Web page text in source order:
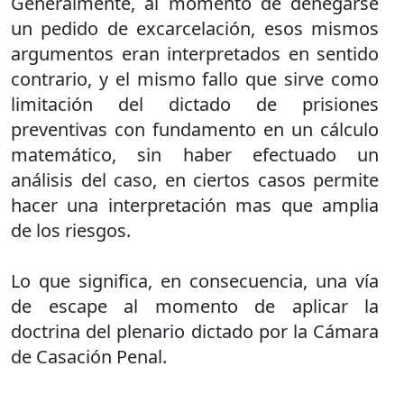
un pedido de excarcelación, esos mismos
argumentos eran interpretados en sentido
contrario, y el mismo fallo que sirve como
limitación del dictado de prisiones
preventivas con fundamento en un cálculo
matemático, sin haber efectuado un
análisis del caso, en ciertos casos permite
hacer una interpretación mas que amplia
de los riesgos.
Lo que significa, en consecuencia, una vía
de escape al momento de aplicar la
doctrina del plenario dictado por la Cámara
de Casación Penal.